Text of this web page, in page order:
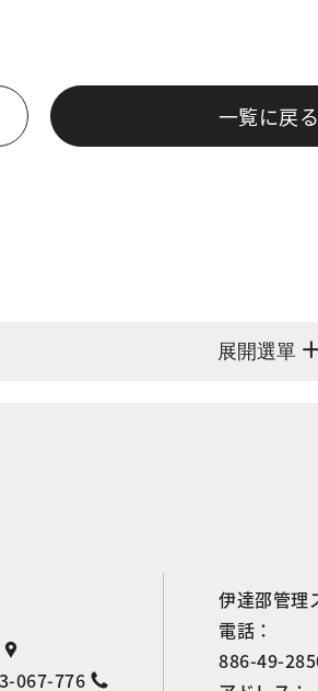
一覧に戻る
展開選單
067-776
伊達邵管理
電話：
886-49-